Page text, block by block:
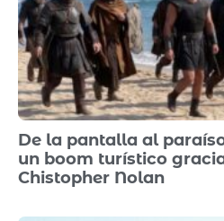
De la pantalla al
un boom turístico
Chistopher Nolan